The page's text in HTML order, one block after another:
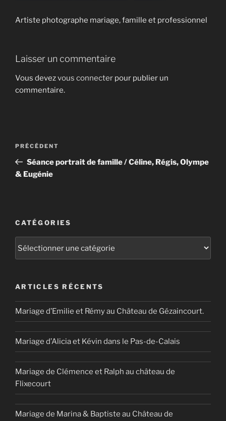
Artiste photographe mariage, famille et professionnel
Laisser un commentaire
Vous devezvous connecter pour publier un
commentaire.
Navigation
l’article
Article
précédent
PRÉCÉDENT
Séance portrait de famille / Céline, Régis, Olympe
& Eugénie
CATÉGORIES
ARTICLES RÉCENTS
Mariage d’Emilie et Rémy au Château de Gézaincourt.
Mariage d’Alicia et Kévin dans le Pas-de-Calais
Mariage de Clémence et Ralph au château de
Flixecourt
Mariage de Marina & Baptiste au Château de